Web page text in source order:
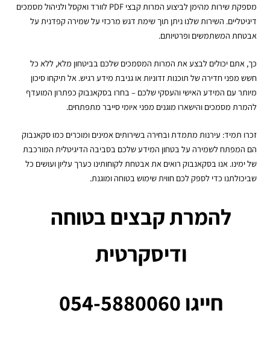
מספקת שירות מהימן לביצוע המרות קבצי PDF לוורד ואקסל
ולניהול מסמכים
דיגיטליים. השירות שלנו ניתן תוך שימת דגש מרכזי על שמירה קפדנית על
אבטחת המשתמשים ופרטיותם.
כך, אתם יכולים לבצע את המרות המסמכים שלכם בביטחון מלא, ללא כל
חשש מפני חדירה של תוכנות זדוניות או גניבת מידע רגיש. אל תיקחו סיכון
מיותר עם המידע האישי והעסקי שלכם – בחרו בסקאנבוק כפתרון המועדף
להמרת מסמכים והישארו מוגנים מפני איומי סייבר מתפתחים.
זכרו תמיד: עירנות מתמדת ובחירה בשירותים אמינים ומוכרים כמו סקאנבוק
הם המפתח לשמירה על בטחון המידע שלכם בסביבה הדיגיטלית המורכבת
של ימינו. אנו בסקאנבוק רואים את אבטחת לקוחותינו כערך עליון ועושים כל
שביכולתנו כדי לספק לכם חווית שימוש בטוחה ומוגנת.
להמרת קבצים בטוחה
ודיסקרטית
חייגו 054-5880060